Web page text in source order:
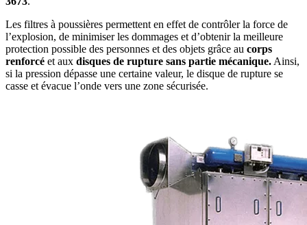
Les filtres à poussières permettent en effet de contrôler la force de
l’explosion, de minimiser les dommages et d’obtenir la meilleure
protection possible des personnes et des objets grâce au corps
renforcé et aux disques de rupture sans partie mécanique. Ainsi,
si la pression dépasse une certaine valeur, le disque de rupture se
casse et évacue l’onde vers une zone sécurisée.